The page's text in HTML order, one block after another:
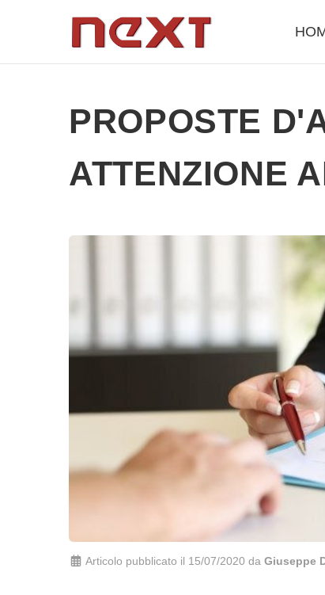
PROPOSTE
ATTENZIONE
Articolo pubblicato il 15/07/2020 da Giuseppe